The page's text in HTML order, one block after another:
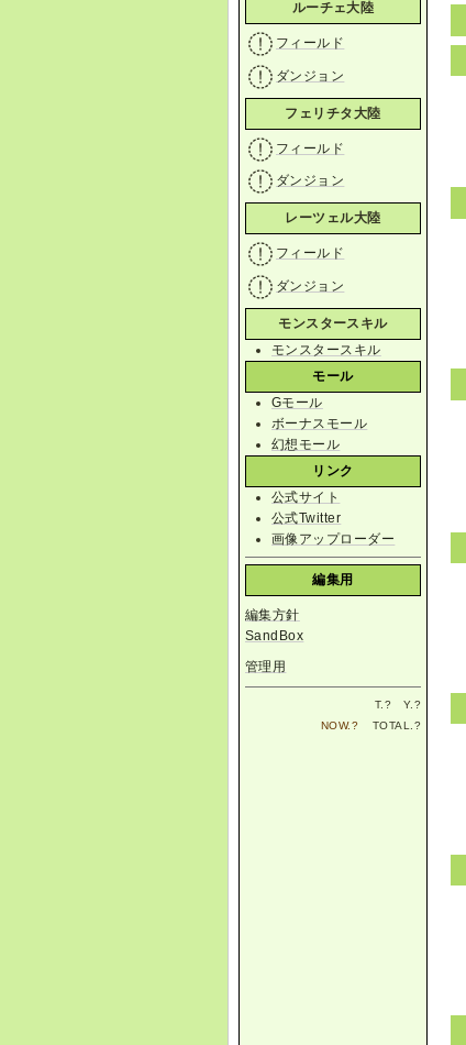
ルーチェ大陸
フィールド
ダンジョン
フェリチタ大陸
フィールド
ダンジョン
レーツェル大陸
フィールド
ダンジョン
モンスタースキル
モンスタースキル
モール
Gモール
ボーナスモール
幻想モール
リンク
公式サイト
公式Twitter
画像アップローダー
編集用
編集方針
SandBox
管理用
T. ? Y. ?
NOW.? TOTAL. ?